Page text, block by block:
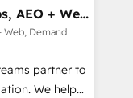
Media. -
custom agents
AEO + Web,
Web, Demand
partner to
We help